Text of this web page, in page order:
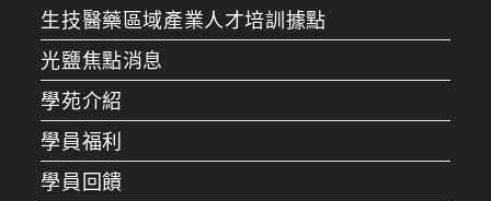
生技醫藥區域產業人才培訓據點
光鹽焦點消息
學苑介紹
學員福利
學員回饋